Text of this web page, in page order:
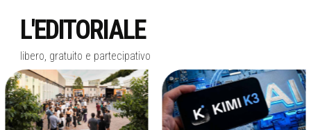
L'EDITORIALE
libero, gratuito e partecipativo